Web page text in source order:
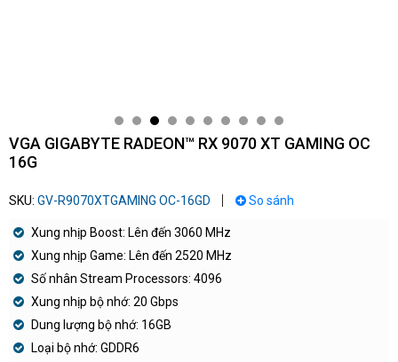
VGA GIGABYTE RADEON™ RX 9070 XT GAMING OC
16G
SKU: GV-R9070XTGAMING OC-16GD So sánh
Xung nhịp Boost: Lên đến 3060 MHz
Xung nhịp Game: Lên đến 2520 MHz
Số nhân Stream Processors: 4096
Xung nhịp bộ nhớ: 20 Gbps
Dung lượng bộ nhớ: 16GB
Loại bộ nhớ: GDDR6